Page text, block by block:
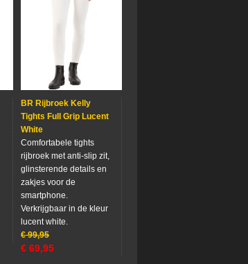
BR Rijbroek Kelly
Tights Full Grip Lucent
White
Comfortabele tights
rijbroek met anti-slip zit,
glinsterende details en
zakjes voor de
smartphone.
Verkrijgbaar in de kleur
lucent white.
€ 99,95
€ 69,95